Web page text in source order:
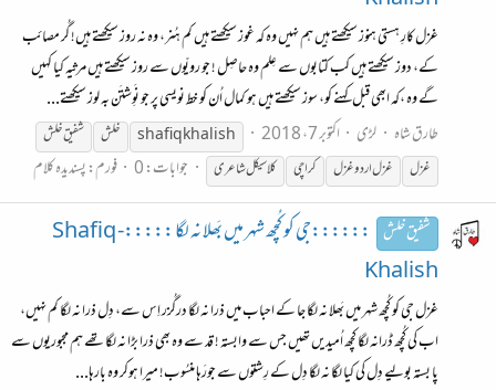
غزل کارِ ہستی ہنوز سیکھتے ہیں ہم نہیں وہ کہ غوز سیکھتے ہیں کم ہُنر، وہ نہ روز سیکھتے ہیں! گُر مصائب
کے، دوز سیکھتے ہیں کب کتابوں سے عِلم وہ حاصِل ! جو رویّوں سے روز سیکھتے ہیں مرثیہ کیا کہیں
گے وہ ،کہ ابھی قبل کہنے کو، سوز سیکھتے ہیں ہو کمال اُن کو خط نویسی پر جو نَوِشتَن بہ لوز سیکھتے...
طارق شاہ
لڑی اکتوبر 7، 2018 shafiq khalish خلش شفیقخلش
غزل
غزل اردو غزل کراچی کلا سیکل شاعری جوابات: 0 فورم:پسندیدہ کلام
شفیق خلش
::::::جی کو کُچھ شہر میں بَھلا نہ لگا :::::Shafiq -
Khalish
غزل جی کو کُچھ شہر میں بَھلا نہ لگا جا کے احباب میں ذرا نہ لگا درگُزر اِس سے، دِل ذرا نہ لگا کم نہیں،
اب کی کُچھ ڈرانہ لگا کچھ اُمیدیں تھیں جس سے وابستہ ! قد سے وہ بھی ذرا بڑا نہ لگا تھے ہم مجبوریوں سے
پا بستہ بولیے دِل کی کیا لگا نہ لگا دِل کے رِشتوں سے جورَہا منسُوب! میرا ہوکر وہ بارہا...